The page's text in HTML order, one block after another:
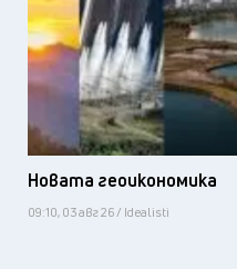
Новата геоикономика
09:10, 03 авг 26 / Idealisti